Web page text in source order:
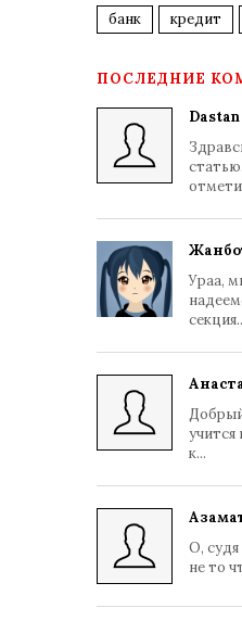
банк кредит
ПОСЛЕДНИЕ
Dastan
Ураа,
к...
О,
не то